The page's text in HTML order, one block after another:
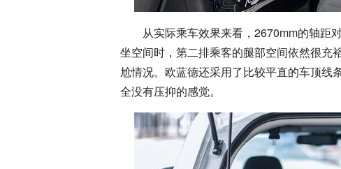
从实际乘车效果来看，2670mm的轴距
坐空间时，第二排乘客的腿部空间依然很充
尬情况。欧蓝德还采用了比较平直的车顶线
全没有压抑的感觉。